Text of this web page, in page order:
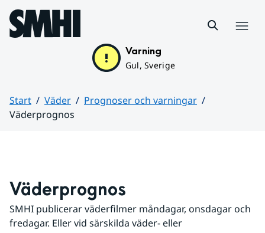
Hoppa till sidans innehåll
Varning
Gul, Sverige
Start Väder
Prognoser och varningar
Väderprognos
Väderprognos
SMHI publicerar väderfilmer måndagar, onsdagar och
fredagar. Eller vid särskilda väder- eller